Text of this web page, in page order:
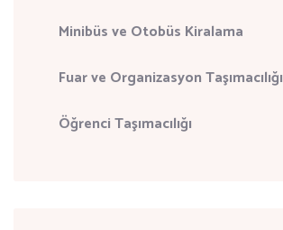
Minibüs ve Otobüs Kiralama
Fuar ve Organizasyon Taşımacılığı
Öğrenci Taşımacılığı